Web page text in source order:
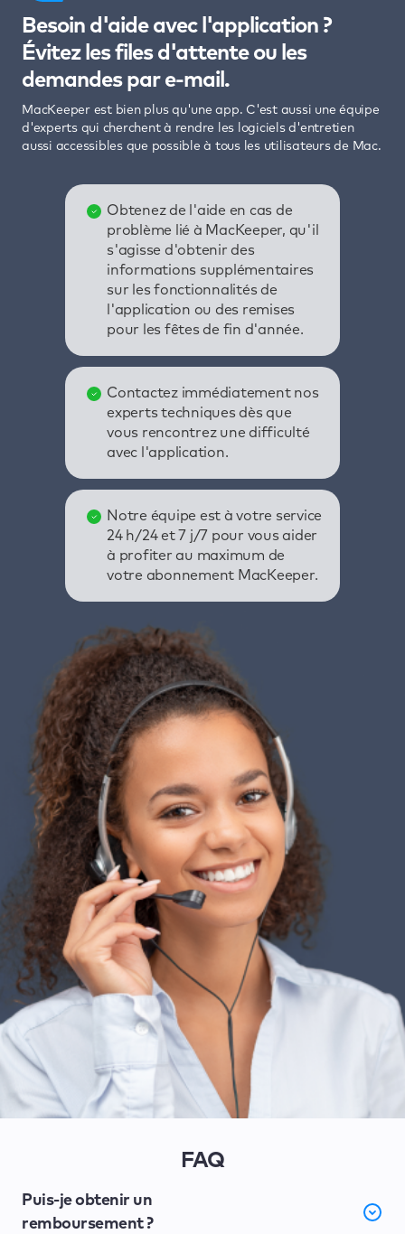
Besoin d'aide avec l'application ?
Évitez les files d'attente ou les
demandes par e-mail.
MacKeeper est bien plus qu'une app. C'est aussi une équipe
d'experts qui cherchent à rendre les logiciels d'entretien
aussi accessibles que possible à tous les utilisateurs de Mac.
Obtenez de l'aide en cas de
problème lié à MacKeeper, qu'il
s'agisse d'obtenir des
informations supplémentaires
sur les fonctionnalités de
l'application ou des remises
pour les fêtes de fin d'année.
Contactez immédiatement nos
experts techniques dès que
vous rencontrez une difficulté
avec l'application.
Notre équipe est à votre service
24 h/24 et 7 j/7 pour vous aider
à profiter au maximum de
votre abonnement MacKeeper.
FAQ
Puis-je obtenir un
remboursement ?